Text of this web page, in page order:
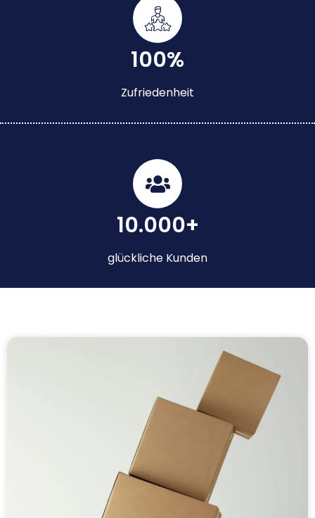
100%
Zufriedenheit
10.000+
glückliche Kunden